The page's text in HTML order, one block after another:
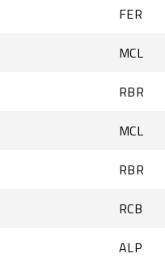
FER
MCL
RBR
MCL
RBR
RCB
ALP